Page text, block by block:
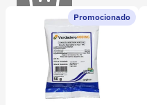
Promocionado
Recuperar contraseña
Contacto
+57 323 2931928